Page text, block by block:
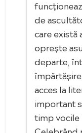
de
care există
oprește
departe,
acces la
important
timp vocile